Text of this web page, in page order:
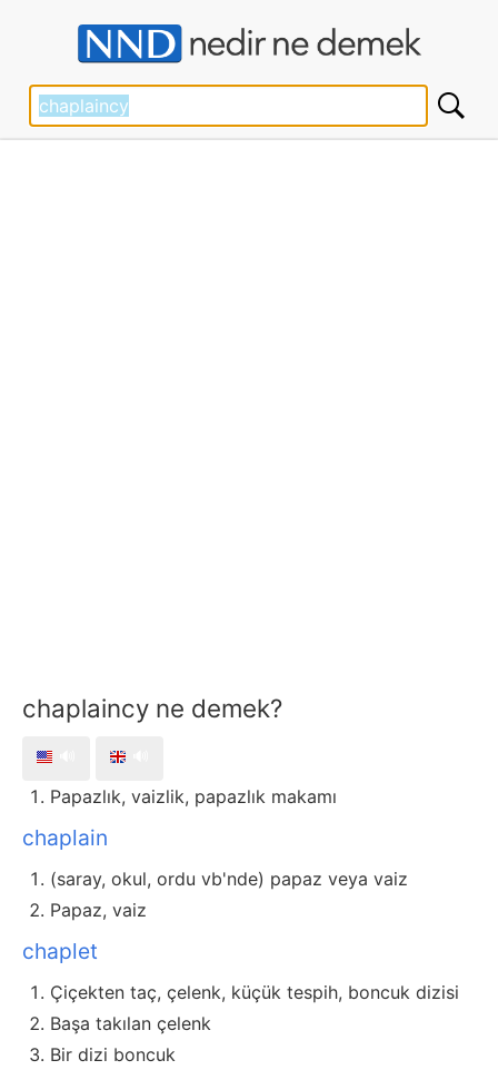
chaplaincy ne demek?
Papazlık, vaizlik, papazlık makamı
chaplain
(saray, okul, ordu vb'nde) papaz veya vaiz
Papaz, vaiz
chaplet
Çiçekten taç, çelenk, küçük tespih, boncuk dizisi
Başa takılan çelenk
Bir dizi boncuk